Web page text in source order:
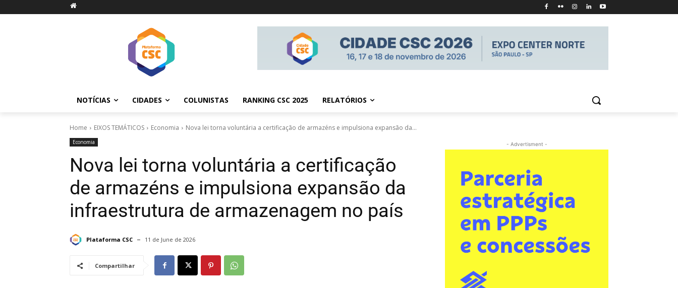
NOTÍCIAS CIDADES COLUNISTAS RANKING CSC 2025 RELATÓRIOS
Home EIXOS TEMÁTICOS Economia Nova lei torna voluntária a certificação de armazéns e impulsiona expansão da...
Economia
Nova lei torna voluntária a certificação
de armazéns e impulsiona expansão da
infraestrutura de armazenagem no país
Plataforma CSC 11 de June de 2026
Compartilhar
- Advertisment -